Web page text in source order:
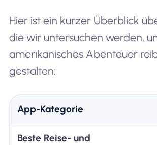
Hier ist ein kurzer Überblick
die wir untersuchen werden,
amerikanisches Abenteuer
gestalten:
App-Kategorie
Beste Reise- und